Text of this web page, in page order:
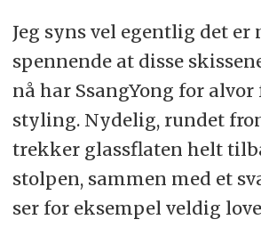
Jeg syns vel egentlig det er
spennende at disse
nå har SsangYong for
styling. Nydelig, rundet
trekker glassflaten helt
stolpen, sammen med et
ser for eksempel veldig